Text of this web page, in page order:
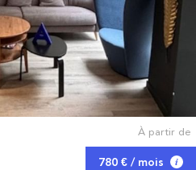
À partir de
780 € / mois